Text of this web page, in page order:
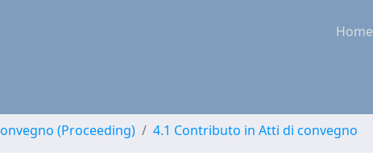
Home
(Proceeding) 4.1 Contributo in Atti di convegno